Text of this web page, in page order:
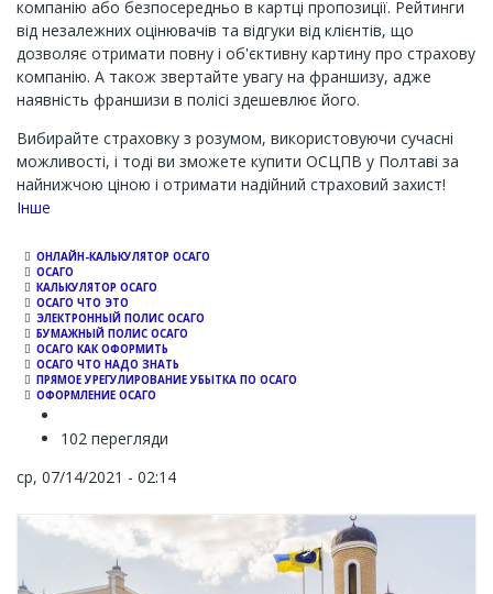
компанію або безпосередньо в картці пропозиції. Рейтинги
від незалежних оцінювачів та відгуки від клієнтів, що
дозволяє отримати повну і об'єктивну картину про страхову
компанію. А також звертайте увагу на франшизу, адже
наявність франшизи в полісі здешевлює його.
Вибирайте страховку з розумом, використовуючи сучасні
можливості, і тоді ви зможете купити ОСЦПВ у Полтаві за
найнижчою ціною і отримати надійний страховий захист!
Channel
Інше
ОНЛАЙН-КАЛЬКУЛЯТОР ОСАГО
ОСАГО
КАЛЬКУЛЯТОР ОСАГО
ОСАГО ЧТО ЭТО
ЭЛЕКТРОННЫЙ ПОЛИС ОСАГО
БУМАЖНЫЙ ПОЛИС ОСАГО
ОСАГО КАК ОФОРМИТЬ
ОСАГО ЧТО НАДО ЗНАТЬ
ПРЯМОЕ УРЕГУЛИРОВАНИЕ УБЫТКА ПО ОСАГО
ОФОРМЛЕНИЕ ОСАГО
102 перегляди
ср, 07/14/2021 - 02:14